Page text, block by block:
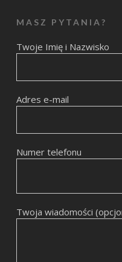
MASZ PYTANIA?
Twoje Imię i Nazwisko
Adres e-mail
Numer telefonu
Twoja wiadomości